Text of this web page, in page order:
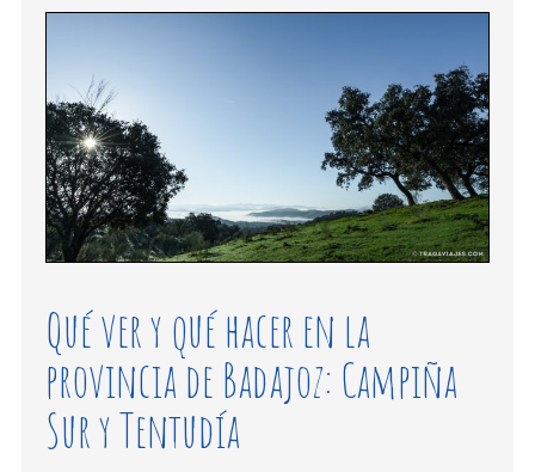
Qué ver y qué hacer en la
provincia de Badajoz: Campiña
Sur y Tentudía